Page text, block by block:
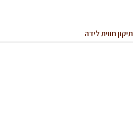
תיקון חווית לידה